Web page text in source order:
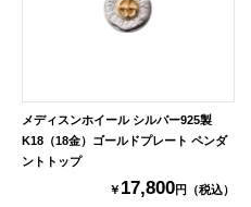
メディスンホイール シルバー925製
K18（18金）ゴールドプレート ペンダ
ントトップ
￥ 17,800円（税込）